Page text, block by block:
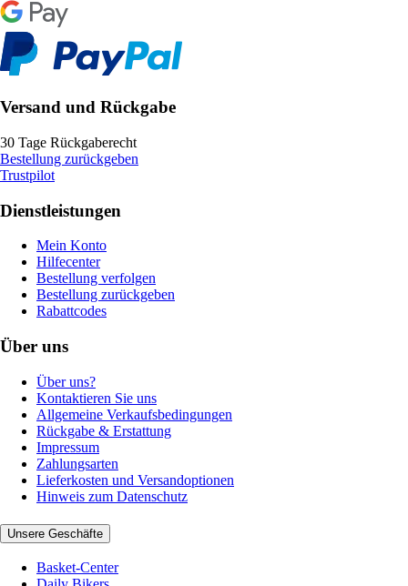
Versand und Rückgabe
30 Tage Rückgaberecht
Bestellung zurückgeben
Trustpilot
Dienstleistungen
Mein Konto
Hilfecenter
Bestellung verfolgen
Bestellung zurückgeben
Rabattcodes
Über uns
Über uns?
Kontaktieren Sie uns
Allgemeine Verkaufsbedingungen
Rückgabe & Erstattung
Impressum
Zahlungsarten
Lieferkosten und Versandoptionen
Hinweis zum Datenschutz
Unsere Geschäfte
Basket-Center